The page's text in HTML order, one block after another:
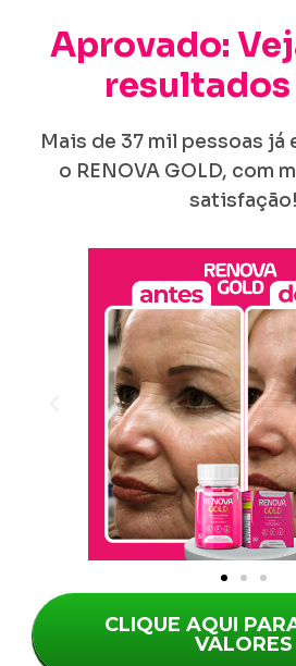
Aprovado:
Mais de 37 mil pessoas já
o RENOVA GOLD, com
satisfação!
CLIQUE AQUI
VALORES